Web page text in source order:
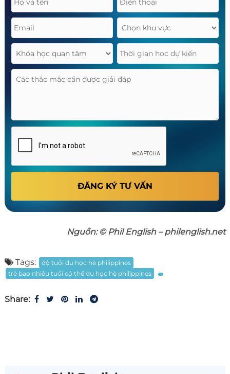
ĐĂNG KÝ TƯ VẤN
Nguồn: © Phil English – philenglish.net
Tags:
độ tuổi du học hè philippines
trẻ bao nhiêu tuổi có thể du học hè philippines
Share: